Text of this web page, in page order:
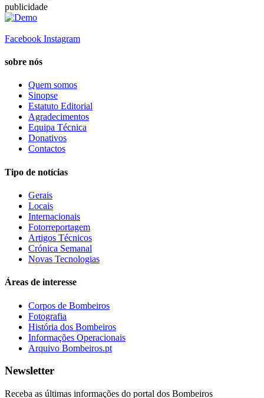
publicidade
Facebook Instagram
sobre nós
Quem somos
Sinopse
Estatuto Editorial
Agradecimentos
Equipa Técnica
Donativos
Contactos
Tipo de notícias
Gerais
Locais
Internacionais
Fotorreportagem
Artigos Técnicos
Crónica Semanal
Novas Tecnologias
Áreas de interesse
Corpos de Bombeiros
Fotografia
História dos Bombeiros
Informações Operacionais
Arquivo Bombeiros.pt
Newsletter
Receba as últimas informações do portal dos Bombeiros